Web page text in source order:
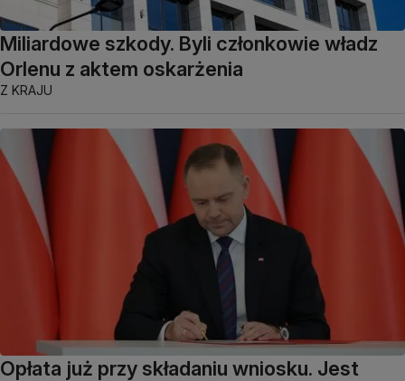
Miliardowe szkody. Byli członkowie władz
Orlenu z aktem oskarżenia
Z KRAJU
Opłata już przy składaniu wniosku. Jest